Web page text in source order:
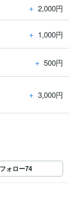
＋ 2,000円
＋ 1,000円
＋ 500円
＋ 3,000円
フォロー74